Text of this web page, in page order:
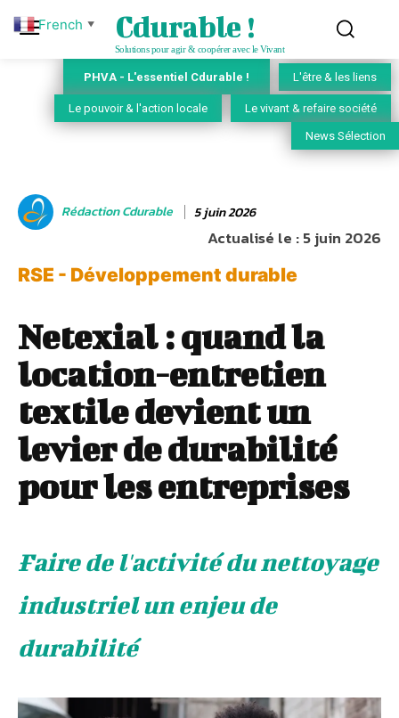
Cdurable !
Solutions pour agir & coopérer avec le Vivant
PHVA - L'essentiel Cdurable ! L'être & les liens
Le pouvoir & l'action locale Le vivant & refaire société
News Sélection
Rédaction Cdurable 5 juin 2026
Actualisé le :5 juin 2026
RSE - Développement durable
Netexial : quand la
location-entretien
textile devient un
levier de durabilité
pour les entreprises
Faire de l'activité du nettoyage
industriel un enjeu de
durabilité
French ▼